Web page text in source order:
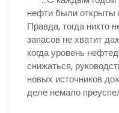
нефти были открыты
Правда, тогда никто
запасов не хватит
когда уровень
снижаться,
новых источников
деле немало